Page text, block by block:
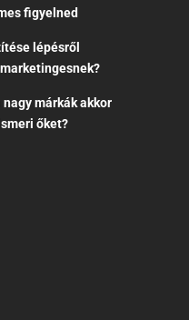
figyelned
lépésről
márkák akkor
őket?